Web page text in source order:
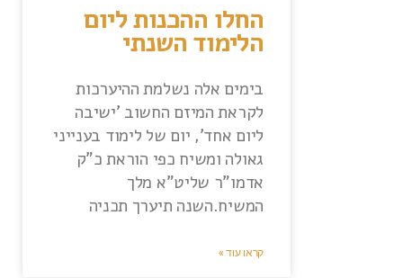
החלו ההכנות ליום
הלימוד השנתי
בימים אלה נשלמת ההיערכות
לקראת המיזם החשוב 'ישיבה
ליום אחד', יום של לימוד בענייני
גאולה ומשיח כפי הוראת כ"ק
אדמו"ר שליט"א מלך
המשיח.השנה תיערך תכניה
קראו עוד »